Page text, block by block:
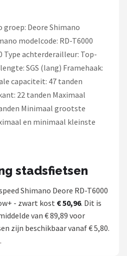
groep: Deore Shimano
modelcode: RD-T6000
Type achterderailleur: Top-
SGS (lang) Framehaak:
capaciteit: 47 tanden
22 tanden Maximaal
Minimaal grootste
en minimaal kleinste
stadsfietsen
Shimano Deore RD-T6000
- zwart kost € 50,96. Dit is
van € 89,89 voor
zijn beschikbaar vanaf € 5,80.
.